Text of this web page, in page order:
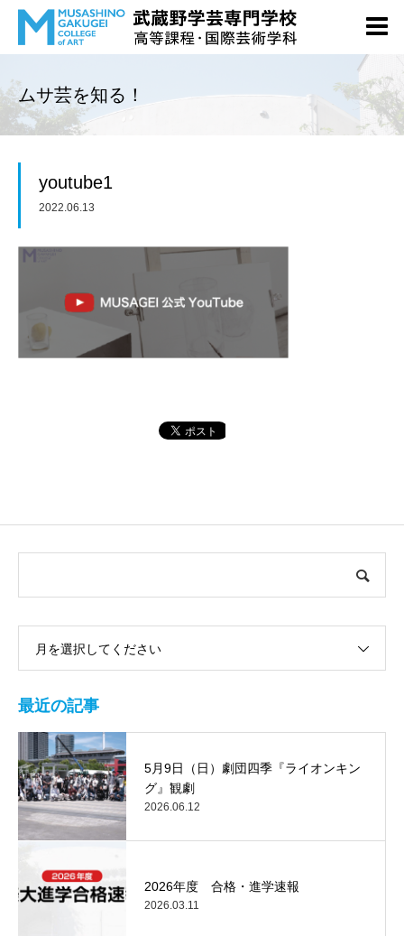
ムサ芸を知る！
youtube1
2022.06.13
月を選択してください
最近の記事
5月9日（日）劇団四季『ライオンキン
グ』観劇
2026.06.12
2026年度 合格・進学速報
2026.03.11